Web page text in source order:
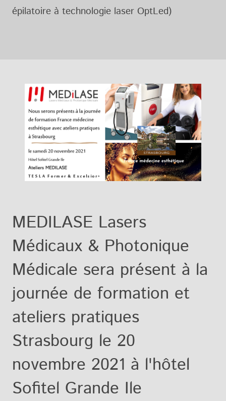
épilatoire à technologie laser OptLed)
MEDILASE Lasers
Médicaux & Photonique
Médicale sera présent à la
journée de formation et
ateliers pratiques
Strasbourg le 20
novembre 2021 à l'hôtel
Sofitel Grande Ile